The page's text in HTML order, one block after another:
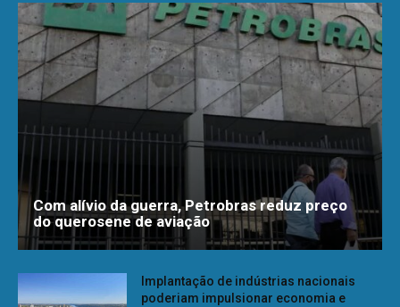
Com alívio da guerra, Petrobras reduz preço
do querosene de aviação
Implantação de indústrias nacionais
poderiam impulsionar economia e